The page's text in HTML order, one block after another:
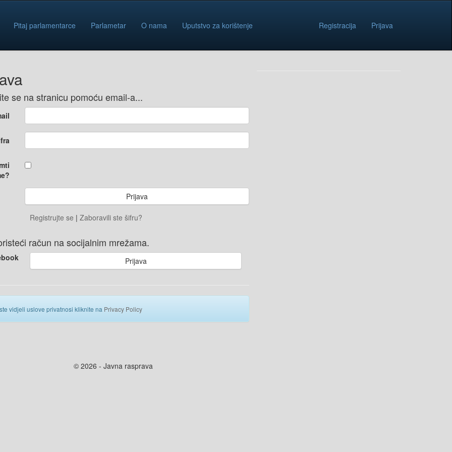
Pitaj parlamentarce Parlametar O nama Uputstvo za korištenje Registracija Prijava
se na stranicu pomoću email-a...
Registrujte se | Zaboravili ste šifru?
račun na socijalnim mrežama.
Prijava
vidjeli uslove privatnosi kliknite na Privacy Policy
© 2026 - Javna rasprava